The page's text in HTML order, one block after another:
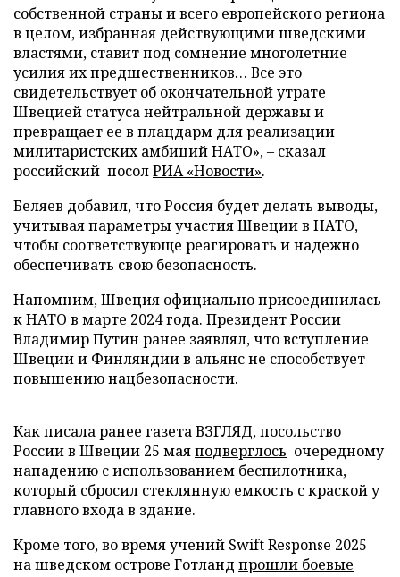
собственной страны и всего европейского региона
в целом, избранная действующими шведскими
властями, ставит под сомнение многолетние
усилия их предшественников… Все это
свидетельствует об окончательной утрате
Швецией статуса нейтральной державы и
превращает ее в плацдарм для реализации
милитаристских амбиций НАТО», – сказал
российский посолРИА «Новости».
Беляев добавил, что Россия будет делать выводы,
учитывая параметры участия Швеции в НАТО,
чтобы соответствующе реагировать и надежно
обеспечивать свою безопасность.
Напомним, Швеция официально присоединилась
к НАТО в марте 2024 года. Президент России
Владимир Путин ранее заявлял, что вступление
Швеции и Финляндии в альянс не способствует
повышению нацбезопасности.
Как писала ранее газета ВЗГЛЯД, посольство
России в Швеции 25 маяподверглось очередному
нападению с использованием беспилотника,
который сбросил стеклянную емкость с краской у
главного входа в здание.
Кроме того, во время учений Swift Response 2025
на шведском острове Готланд прошли боевые